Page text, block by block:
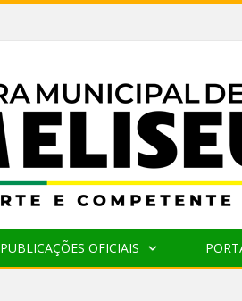
PUBLICAÇÕES OFICIAIS